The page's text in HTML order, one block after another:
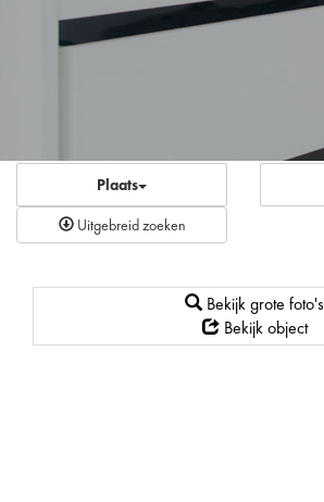
Plaats
Uitgebreid zoeken
Bekijk grote foto's
Bekijk object